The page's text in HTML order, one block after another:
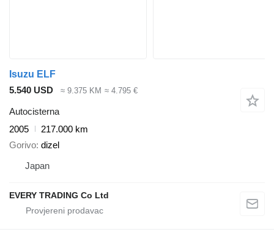
Isuzu ELF
5.540 USD
≈ 9.375 KM ≈ 4.795 €
Autocisterna
2005
217.000 km
Gorivo dizel
Japan
EVERY TRADING Co Ltd